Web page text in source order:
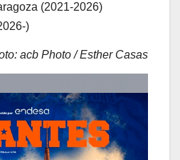
(2021-2026)
)
acb Photo / Esther Casas